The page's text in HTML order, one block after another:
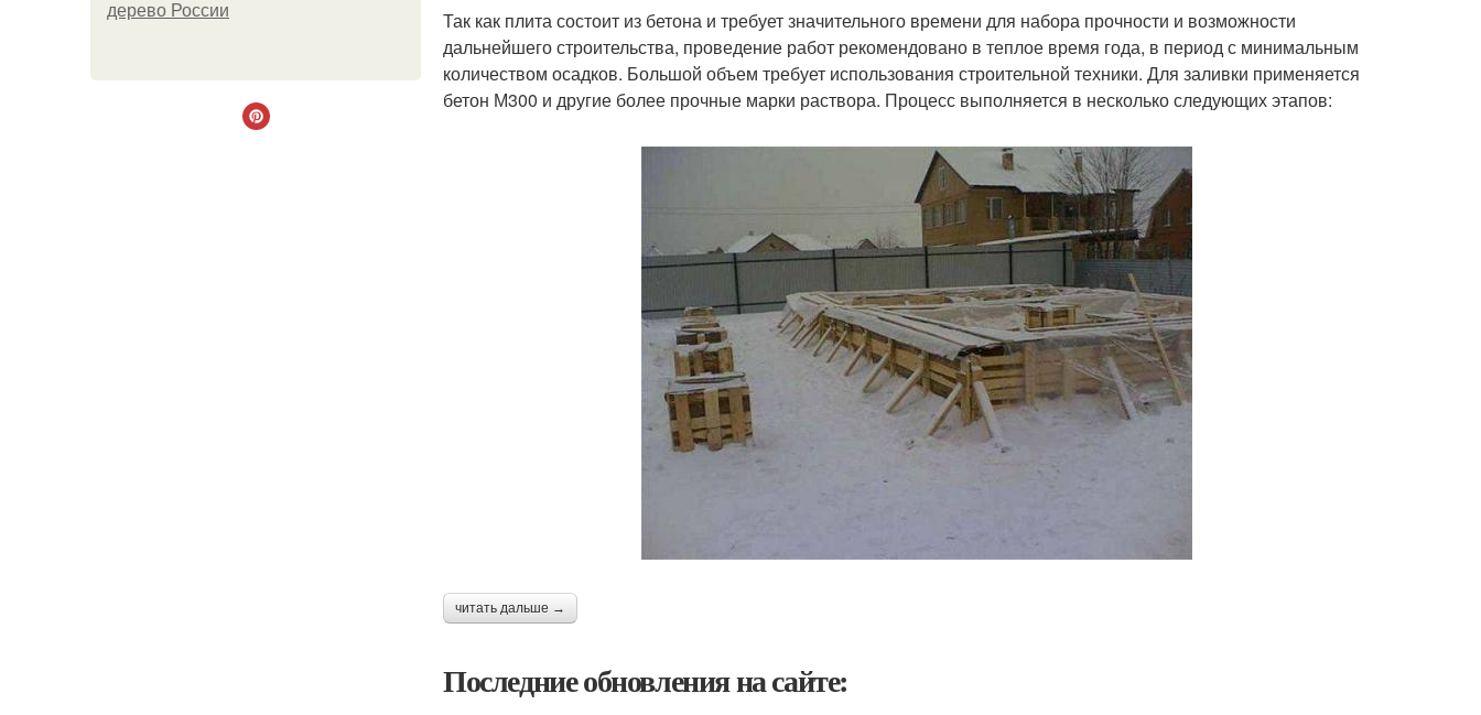
дерево России
Так как плита состоит из бетона и требует значительного времени для набора прочности и возможности
дальнейшего строительства, проведение работ рекомендовано в теплое время года, в период с минимальным
количеством осадков. Большой объем требует использования строительной техники. Для заливки применяется
бетон М300 и другие более прочные марки раствора. Процесс выполняется в несколько следующих этапов:
читать дальше →
Последние обновления на сайте: